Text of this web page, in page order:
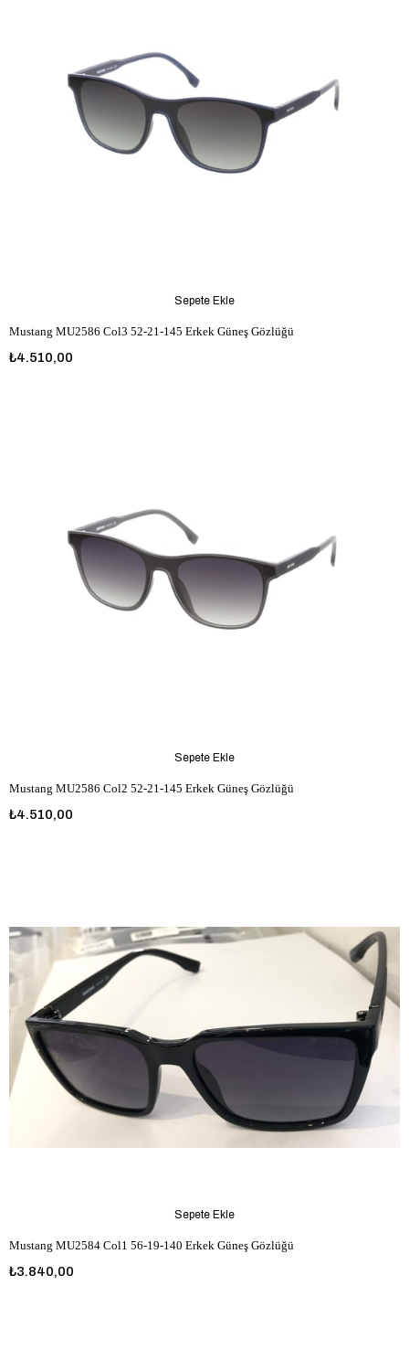
Mustang MU2586 Col3 52-21-145 Erkek Güneş Gözlüğü
₺4.510,00
Sepete Ekle
Mustang MU2586 Col2 52-21-145 Erkek Güneş Gözlüğü
₺4.510,00
Sepete Ekle
Mustang MU2584 Col1 56-19-140 Erkek Güneş Gözlüğü
₺3.840,00
Sepete Ekle